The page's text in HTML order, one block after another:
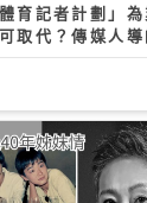
體育記者計劃」
取代？傳媒人